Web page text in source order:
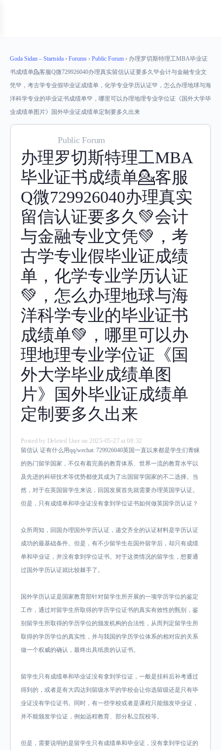
Goda Sidan – Startsida › Forums › Public Forum › 办理罗切斯特理工MBA毕业证
书成绩单💁客服Q微729926040办理真实留信认证要多久💚会计与金融专业文
凭💚，考古学专业假毕业证成绩单，化学专业学历认证💚，怎么办理地球与海
洋科学专业的毕业证书成绩单💚，哪里可以办理地理专业学位证《国外大学毕
业成绩单图片》国外毕业证成绩单定制要多久出来
Public Forum
办理罗切斯特理工MBA
毕业证书成绩单💁客服
Q微729926040办理真实
留信认证要多久💚会计
与金融专业文凭💚，考
古学专业假毕业证成绩
单，化学专业学历认证
💚，怎么办理地球与海
洋科学专业的毕业证书
成绩单💚，哪里可以办
理地理专业学位证《国
外大学毕业成绩单图
片》国外毕业证成绩单
定制要多久出来
Posted by Deleted User on 2025-05-27 at 08:32
留信认 证有什么用qq/wechat: 729926040英国一直以来都是学生们青睐
的热门留学国家，不仅有着完善的教育体系、世界一流的教育水平以
及先进的科研技术等优势都使其成为了出国留学国家的不二选择。当
然，对于在英国留学生来说，回国发展首先就需要办理英国学认证。
但是，只有成绩单和毕业证没有拿到学位证书如何做英国学历认证？
众所周知，回国办理国外学历认证，递交齐全的认证材料是学历认证
成功的最基础条件。但是，有不少留学生在国外留学后，却只有成绩
单和毕业证，并没有拿到学位证书。对于这类情况的留学生，想要通
过国外学历认证就比较棘手了。
国外学历认证是国家教育部针对留学生所开展的一项学历学位的鉴定
工作，通过对留学生所取得的学历学位证书的真实有效性的甄别，鉴
别留学生所取得的学历学位的颁发机构的合法性，从而判定留学生所
取得的学历学位的真实性，并与我国的学历学位体系的相对应的关系
做一个权威的确认，最终出具纸质的认证书。
留学生只有成绩单和毕业证没有拿到学位证，一般是挂科后补考通过
得到的，或者是有大四达到留级水平的学校会让你选留级还是只有毕
业证没有学位证书。同时，有一些学校或者是课程只能颁发毕业证，
并不能颁发学位证，例如远程教育、部分私立院校等。
但是，需要说明的是留学生只有成绩单和毕业证，没有拿到学位证的